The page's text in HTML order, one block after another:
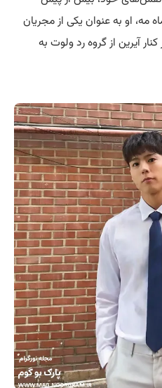
مه، او به عنوان یکی از مجریان
آیرین از گروه رد ولوت به